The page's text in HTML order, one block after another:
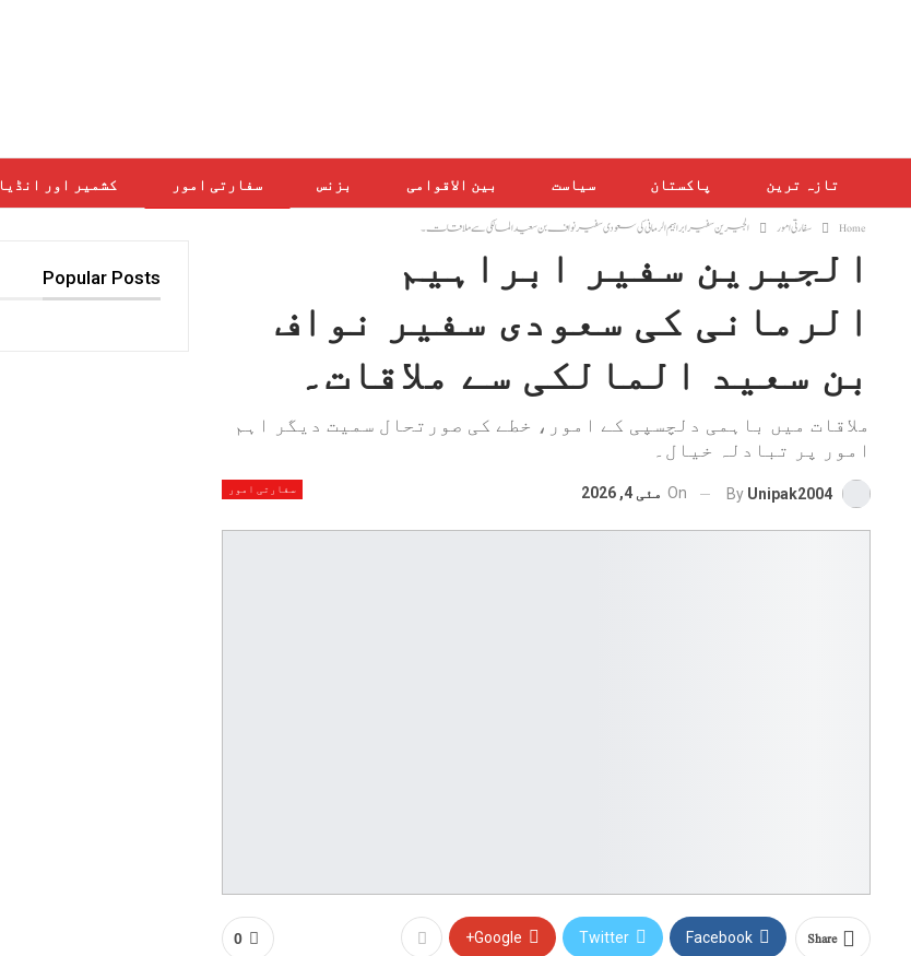
تازہ ترین پاکستان سیاست بین الاقوامی بزنس سفارتی امور کشمیر اور انڈیا
Home سفارتی امور الجیرین سفیر ابراہیم الرمانی کی سعودی سفیر نواف بن سعید المالکی سے ملاقات۔
الجیرین سفیر ابراہیم
الرمانی کی سعودی سفیر نواف
بن سعید المالکی سے ملاقات۔
ملاقات میں باہمی دلچسپی کے امور، خطے کی صورتحال سمیت دیگر اہم
امور پر تبادلہ خیال۔
سفارتی امور By Unipak2004
On مئی 4, 2026
0 Share
Facebook
Twitter
Google+
Popular Posts